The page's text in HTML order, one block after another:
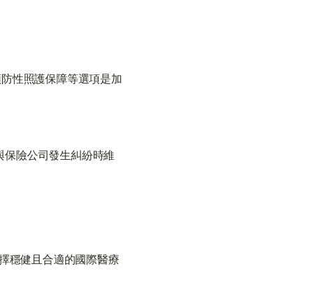
性照護保障等選項是加
保險公司發生糾紛時維
穩健且合適的國際醫療